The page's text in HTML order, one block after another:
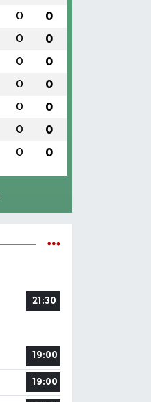
0 0
0 0
0 0
0 0
0 0
0 0
0 0
21:30
19:00
19:00